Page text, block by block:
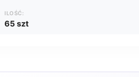
ILOŚĆ:
65 szt